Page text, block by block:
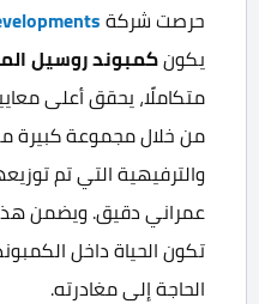
حرصت شركة
يكونكمبوند روسيل
متكاملًا، يحقق أعلى
من خلال مجموعة كبيرة
والترفيهية التي تم
عمراني دقيق. ويضمن
تكون الحياة داخل
الحاجة إلى مغادرته.